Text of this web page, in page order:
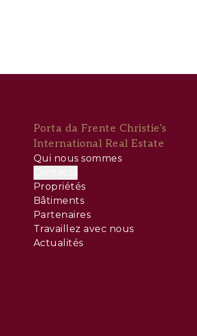
Porta da Frente Christie’s
International Real Estate
Qui nous sommes
Propriétés
Bâtiments
Partenaires
Travaillez avec nous
Actualités